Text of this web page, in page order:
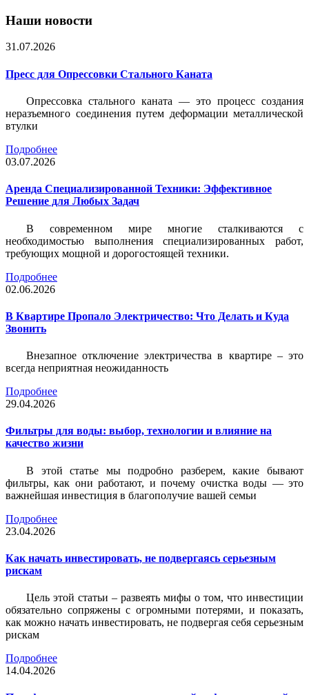
Наши новости
31.07.2026
Пресс для Опрессовки Стального Каната
Опрессовка стального каната — это процесс создания
неразъемного соединения путем деформации металлической
втулки
Подробнее
03.07.2026
Аренда Специализированной Техники: Эффективное
Решение для Любых Задач
В современном мире многие сталкиваются с
необходимостью выполнения специализированных работ,
требующих мощной и дорогостоящей техники.
Подробнее
02.06.2026
В Квартире Пропало Электричество: Что Делать и Куда
Звонить
Внезапное отключение электричества в квартире – это
всегда неприятная неожиданность
Подробнее
29.04.2026
Фильтры для воды: выбор, технологии и влияние на
качество жизни
В этой статье мы подробно разберем, какие бывают
фильтры, как они работают, и почему очистка воды — это
важнейшая инвестиция в благополучие вашей семьи
Подробнее
23.04.2026
Как начать инвестировать, не подвергаясь серьезным
рискам
Цель этой статьи – развеять мифы о том, что инвестиции
обязательно сопряжены с огромными потерями, и показать,
как можно начать инвестировать, не подвергая себя серьезным
рискам
Подробнее
14.04.2026